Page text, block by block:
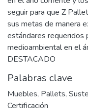
seguir para que Z
sus metas de manera
estándares requeridos
medioambiental en el
DESTACADO
Palabras clave
Muebles, Pallets,
Certificación